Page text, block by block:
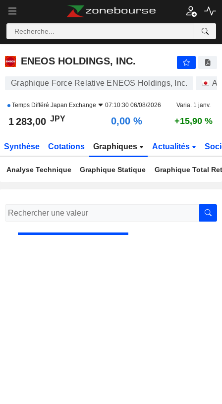
ENEOS HOLDINGS, INC.
ENEOS HOLDINGS, INC.
Graphique Force Relative ENEOS Holdings, Inc.
Temps Différé Japan Exchange 07:10:30 06/08/2026 Varia. 1 janv.
1 283,00 JPY 0,00 % +15,90 %
Synthèse Cotations Graphiques Actualités
Analyse Technique Graphique Statique Graphique Total